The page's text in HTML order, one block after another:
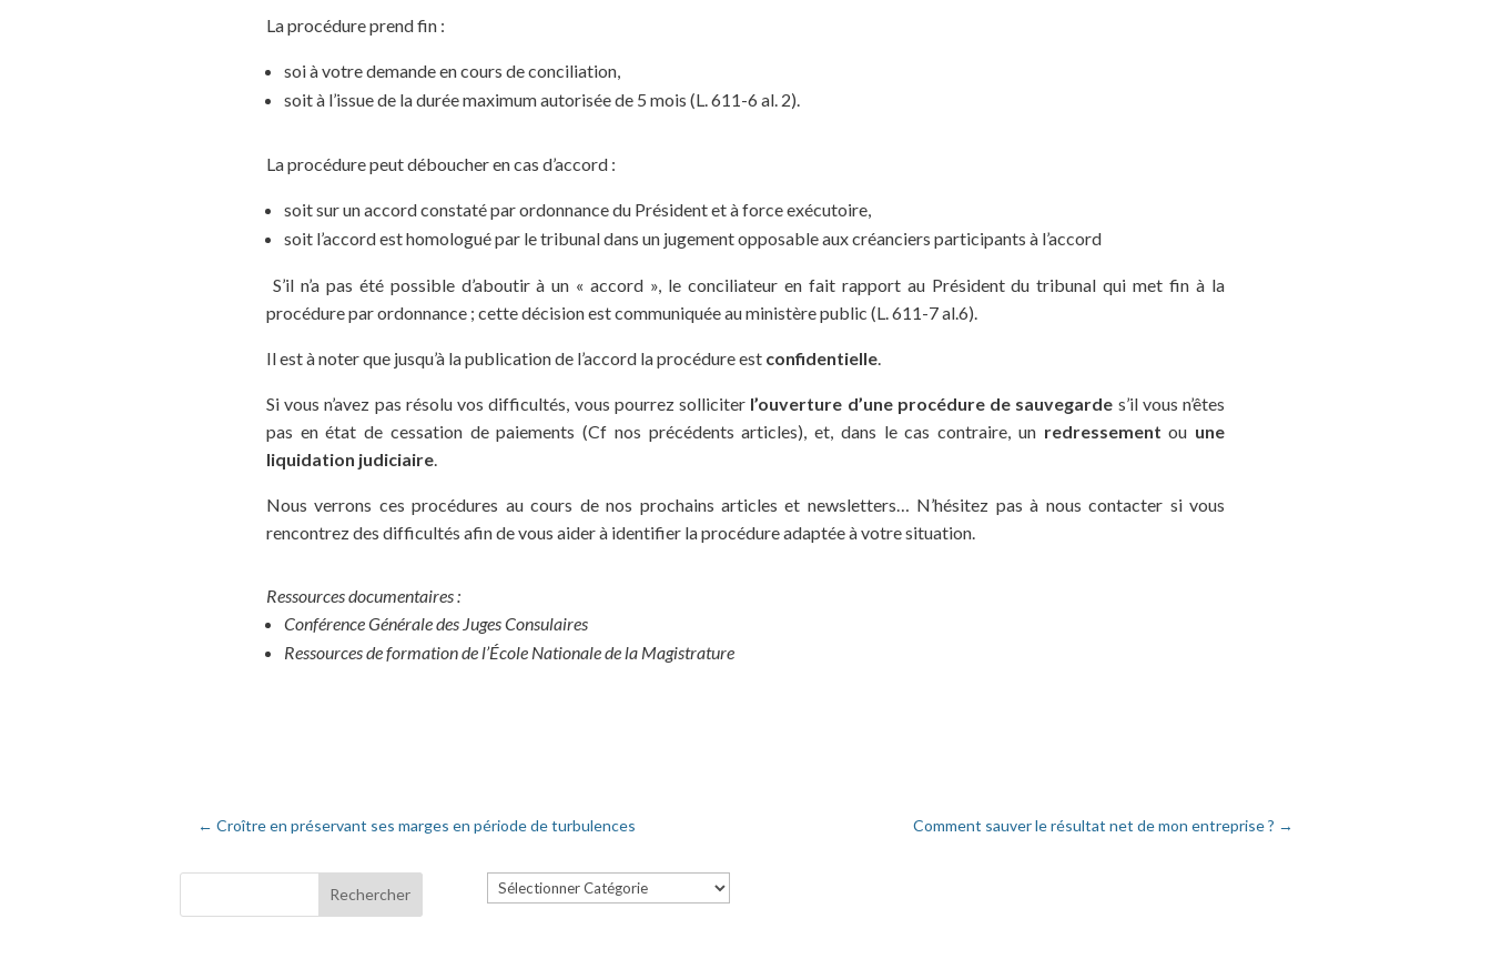
La procédure prend fin :
soi à votre demande en cours de conciliation,
soit à l’issue de la durée maximum autorisée de 5 mois (L. 611-6 al. 2).
La procédure peut déboucher en cas d’accord :
soit sur un accord constaté par ordonnance du Président et à force exécutoire,
soit l’accord est homologué par le tribunal dans un jugement opposable aux créanciers participants à l’accord
S’il n’a pas été possible d’aboutir à un « accord », le conciliateur en fait rapport au Président du tribunal qui met fin à la
procédure par ordonnance ; cette décision est communiquée au ministère public (L. 611-7 al.6).
Il est à noter que jusqu’à la publication de l’accord la procédure est confidentielle.
Si vous n’avez pas résolu vos difficultés, vous pourrez solliciter l’ouverture d’une procédure de sauvegarde s’il vous n’êtes
pas en état de cessation de paiements (Cf nos précédents articles), et, dans le cas contraire, un redressementou une
liquidation judiciaire.
Nous verrons ces procédures au cours de nos prochains articles et newsletters… N’hésitez pas à nous contacter si vous
rencontrez des difficultés afin de vous aider à identifier la procédure adaptée à votre situation.
Ressources documentaires :
Conférence Générale des Juges Consulaires
Ressources de formation de l’École Nationale de la Magistrature
← Croître en préservant ses marges en période de turbulences Comment sauver le résultat net de mon entreprise ? →
Catégories